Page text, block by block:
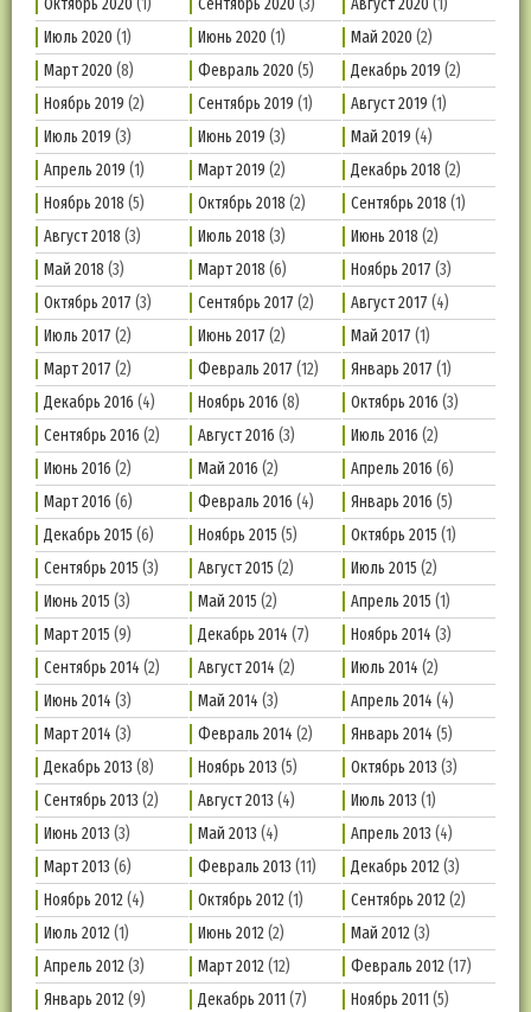
Октябрь 2020 (1) Сентябрь 2020 (3) Август 2020 (1)
Июль 2020 (1) Июнь 2020 (1) Май 2020 (2)
Март 2020 (8) Февраль 2020 (5) Декабрь 2019 (2)
Ноябрь 2019 (2) Сентябрь 2019 (1) Август 2019 (1)
Июль 2019 (3) Июнь 2019 (3) Май 2019 (4)
Апрель 2019 (1) Март 2019 (2) Декабрь 2018 (2)
Ноябрь 2018 (5) Октябрь 2018 (2) Сентябрь 2018 (1)
Август 2018 (3) Июль 2018 (3) Июнь 2018 (2)
Май 2018 (3) Март 2018 (6) Ноябрь 2017 (3)
Октябрь 2017 (3) Сентябрь 2017 (2) Август 2017 (4)
Июль 2017 (2) Июнь 2017 (2) Май 2017 (1)
Март 2017 (2) Февраль 2017 (12) Январь 2017 (1)
Декабрь 2016 (4) Ноябрь 2016 (8) Октябрь 2016 (3)
Сентябрь 2016 (2) Август 2016 (3) Июль 2016 (2)
Июнь 2016 (2) Май 2016 (2) Апрель 2016 (6)
Март 2016 (6) Февраль 2016 (4) Январь 2016 (5)
Декабрь 2015 (6) Ноябрь 2015 (5) Октябрь 2015 (1)
Сентябрь 2015 (3) Август 2015 (2) Июль 2015 (2)
Июнь 2015 (3) Май 2015 (2) Апрель 2015 (1)
Март 2015 (9) Декабрь 2014 (7) Ноябрь 2014 (3)
Сентябрь 2014 (2) Август 2014 (2) Июль 2014 (2)
Июнь 2014 (3) Май 2014 (3) Апрель 2014 (4)
Март 2014 (3) Февраль 2014 (2) Январь 2014 (5)
Декабрь 2013 (8) Ноябрь 2013 (5) Октябрь 2013 (3)
Сентябрь 2013 (2) Август 2013 (4) Июль 2013 (1)
Июнь 2013 (3) Май 2013 (4) Апрель 2013 (4)
Март 2013 (6) Февраль 2013 (11) Декабрь 2012(3)
Ноябрь 2012(4) Октябрь 2012(1) Сентябрь 2012(2)
Июль 2012(1) Июнь 2012(2) Май 2012(3)
Апрель 2012(3) Март 2012(12) Февраль 2012(17)
Январь 2012(9) Декабрь 2011 (7) Ноябрь 2011 (5)